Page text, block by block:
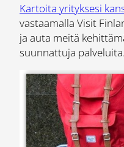
Kartoita yrityksesi
vastaamalla Visit
ja auta meitä
suunnattuja palveluita.